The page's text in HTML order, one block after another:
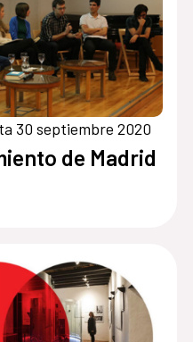
30 septiembre 2020
de Madrid